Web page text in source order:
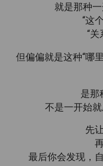
就是那种
“这
“关
但偏偏就是这种“哪
是那
不是一开始
先
最后你会发现，